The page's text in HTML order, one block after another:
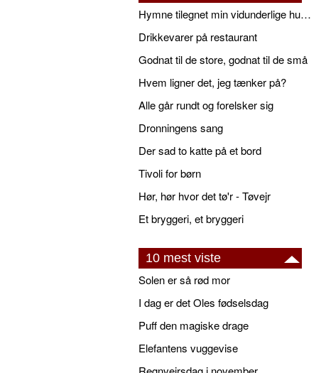
Hymne tilegnet min vidunderlige husbond
Drikkevarer på restaurant
Godnat til de store, godnat til de små
Hvem ligner det, jeg tænker på?
Alle går rundt og forelsker sig
Dronningens sang
Der sad to katte på et bord
Tivoli for børn
Hør, hør hvor det tø'r - Tøvejr
Et bryggeri, et bryggeri
10 mest viste
Solen er så rød mor
I dag er det Oles fødselsdag
Puff den magiske drage
Elefantens vuggevise